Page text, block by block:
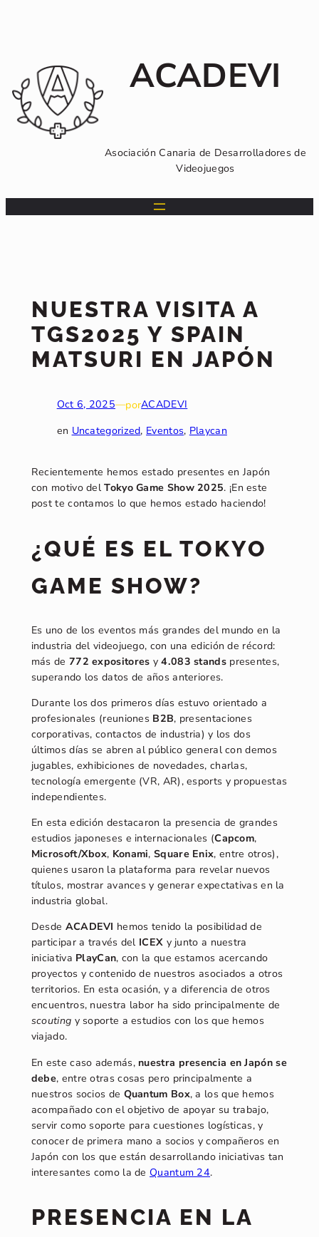
ACADEVI
Asociación Canaria de Desarrolladores de
Videojuegos
NUESTRA VISITA A
TGS2025 Y SPAIN
MATSURI EN JAPÓN
Oct 6, 2025—porACADEVI
en Uncategorized, Eventos, Playcan
Recientemente hemos estado presentes en Japón
con motivo delTokyo Game Show 2025. ¡En este
post te contamos lo que hemos estado haciendo!
¿QUÉ ES EL TOKYO
GAME SHOW?
Es uno de los eventos más grandes del mundo en la
industria del videojuego, con una edición de récord:
más de 772 expositores y4.083 standspresentes,
superando los datos de años anteriores.
Durante los dos primeros días estuvo orientado a
profesionales (reuniones B2B, presentaciones
corporativas, contactos de industria) y los dos
últimos días se abren al público general con demos
jugables, exhibiciones de novedades, charlas,
tecnología emergente (VR, AR), esports y propuestas
independientes.
En esta edición destacaron la presencia de grandes
estudios japoneses e internacionales (Capcom,
Microsoft/Xbox, Konami,Square Enix, entre otros),
quienes usaron la plataforma para revelar nuevos
títulos, mostrar avances y generar expectativas en la
industria global.
Desde ACADEVI hemos tenido la posibilidad de
participar a través del ICEX y junto a nuestra
iniciativa PlayCan, con la que estamos acercando
proyectos y contenido de nuestros asociados a otros
territorios. En esta ocasión, y a diferencia de otros
encuentros, nuestra labor ha sido principalmente de
scouting y soporte a estudios con los que hemos
viajado.
En este caso además, nuestra presencia en Japón se
debe, entre otras cosas pero principalmente a
nuestros socios de Quantum Box, a los que hemos
acompañado con el objetivo de apoyar su trabajo,
servir como soporte para cuestiones logísticas, y
conocer de primera mano a socios y compañeros en
Japón con los que están desarrollando iniciativas tan
interesantes como la de Quantum 24.
PRESENCIA EN LA